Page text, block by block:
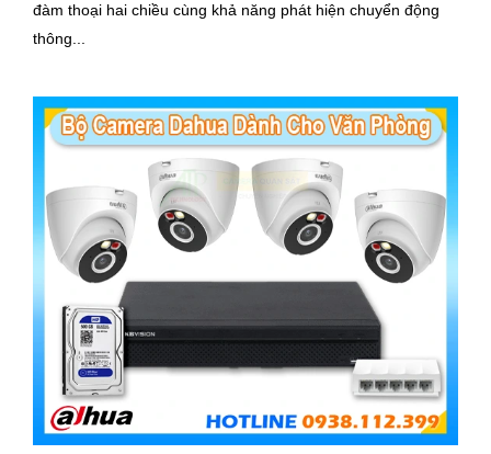
đàm thoại hai chiều cùng khả năng phát hiện chuyển động
thông...